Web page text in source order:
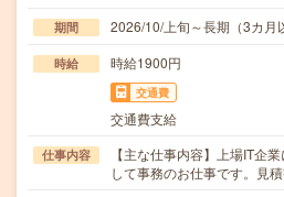
期間 2026/10/上旬～長期（3カ
時給 時給1900円
交通費
交通費支給
仕事内容
【主な仕事内容】上場IT企
して事務のお仕事です。見